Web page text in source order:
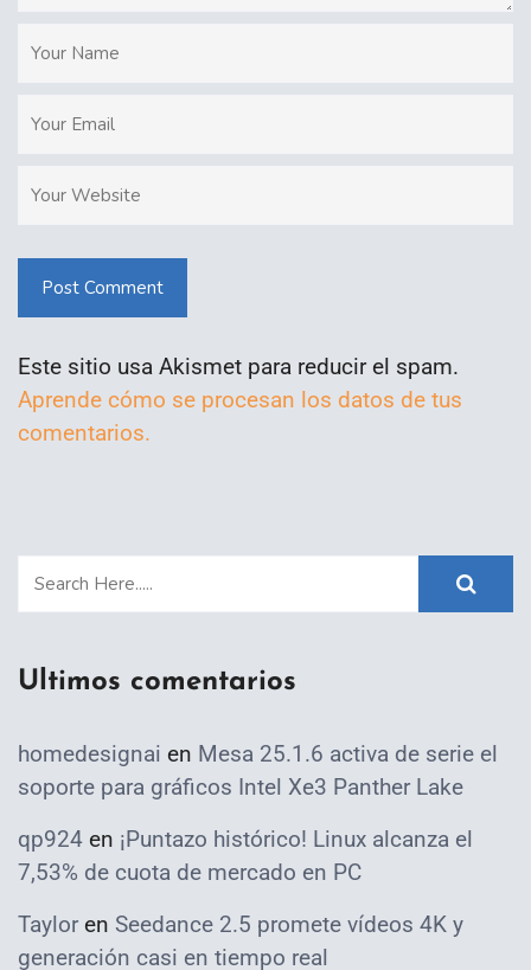
Post Comment
Este sitio usa Akismet para reducir el spam.
Aprende cómo se procesan los datos de tus
comentarios.
Ultimos comentarios
homedesignai en Mesa 25.1.6 activa de serie el
soporte para gráficos Intel Xe3 Panther Lake
qp924 en ¡Puntazo histórico! Linux alcanza el
7,53% de cuota de mercado en PC
Taylor en Seedance 2.5 promete vídeos 4K y
generación casi en tiempo real